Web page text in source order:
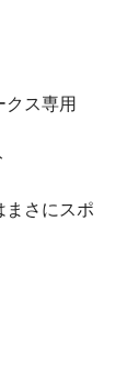
クス専用
まさにスポ